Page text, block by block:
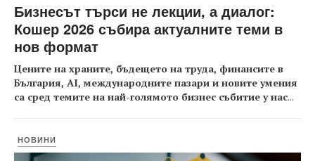
Бизнесът търси не лекции, а диалог:
Кошер 2026 събира актуалните теми в
нов формат
Цените на храните, бъдещето на труда, финансите в
България, AI, международните пазари и новите умения
са сред темите на най-голямото бизнес събитие у нас...
НОВИНИ